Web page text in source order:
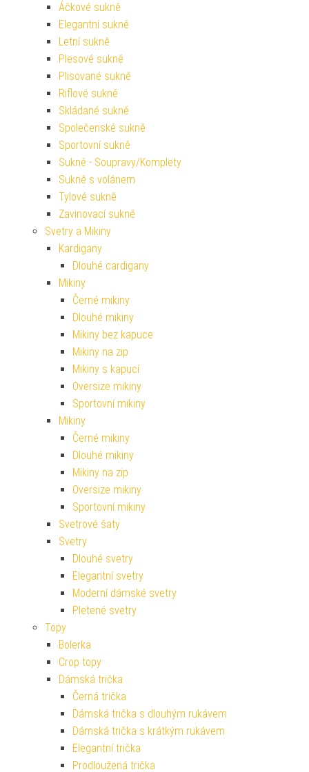
Áčkové sukně
Elegantní sukně
Letní sukně
Plesové sukně
Plisované sukně
Riflové sukně
Skládané sukně
Společenské sukně
Sportovní sukně
Sukně - Soupravy/Komplety
Sukně s volánem
Tylové sukně
Zavinovací sukně
Svetry a Mikiny
Kardigany
Dlouhé cardigany
Mikiny
Černé mikiny
Dlouhé mikiny
Mikiny bez kapuce
Mikiny na zip
Mikiny s kapucí
Oversize mikiny
Sportovní mikiny
Mikiny
Černé mikiny
Dlouhé mikiny
Mikiny na zip
Oversize mikiny
Sportovní mikiny
Svetrové šaty
Svetry
Dlouhé svetry
Elegantní svetry
Moderní dámské svetry
Pletené svetry
Topy
Bolerka
Crop topy
Dámská trička
Černá trička
Dámská trička s dlouhým rukávem
Dámská trička s krátkým rukávem
Elegantní trička
Prodloužená trička